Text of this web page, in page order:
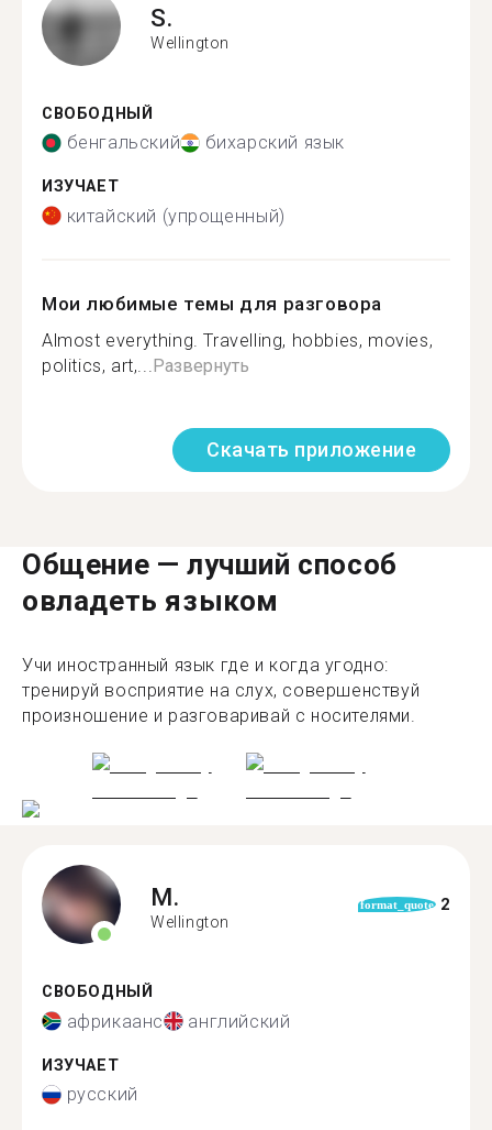
S.
Wellington
СВОБОДНЫЙ
бенгальский бихарский язык
ИЗУЧАЕТ
китайский (упрощенный)
Мои любимые темы для разговора
Almost everything. Travelling, hobbies, movies,
politics, art,... Развернуть
Скачать приложение
Общение — лучший способ
овладеть языком
Учи иностранный язык где и когда угодно:
тренируй восприятие на слух, совершенствуй
произношение и разговаривай с носителями.
M.
Wellington
format_quote 2
СВОБОДНЫЙ
африкаанс английский
ИЗУЧАЕТ
русский